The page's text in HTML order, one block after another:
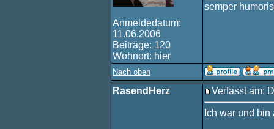
Anmeldedatum:
11.06.2006
Beiträge: 120
Wohnort: hier
semper
Nach oben
RasendHerz Verfasst am:
Ich war und